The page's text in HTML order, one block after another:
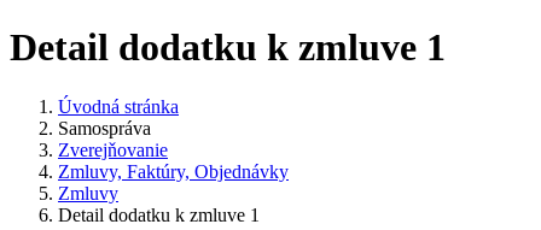
Detail dodatku k zmluve 1
Úvodná stránka
Samospráva
Zverejňovanie
Zmluvy, Faktúry, Objednávky
Zmluvy
Detail dodatku k zmluve 1